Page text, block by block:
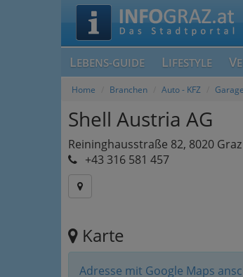
LEBENS-GUIDE LIFESTYLE V
Home Branchen Auto - KFZ
Shell Austria AG
Reininghausstraße 82, 8020 Graz
+43 316 581 457
Karte
Adresse mit Google Maps